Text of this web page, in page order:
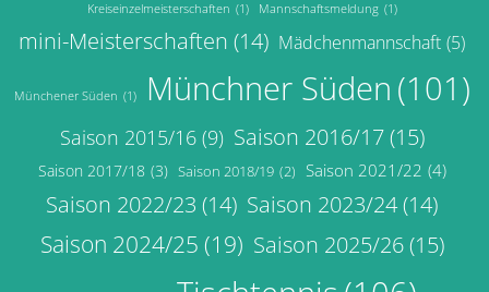
Kreiseinzelmeisterschaften (1) Mannschaftsmeldung (1)
mini-Meisterschaften (14) Mädchenmannschaft (5)
Münchener Süden (1) Münchner Süden (101)
Saison 2015/16 (9) Saison 2016/17(15)
Saison 2017/18 (3) Saison 2018/19 (2) Saison 2021/22 (4)
Saison 2022/23 (14) Saison 2023/24(14)
Saison 2024/25 (19) Saison 2025/26(15)